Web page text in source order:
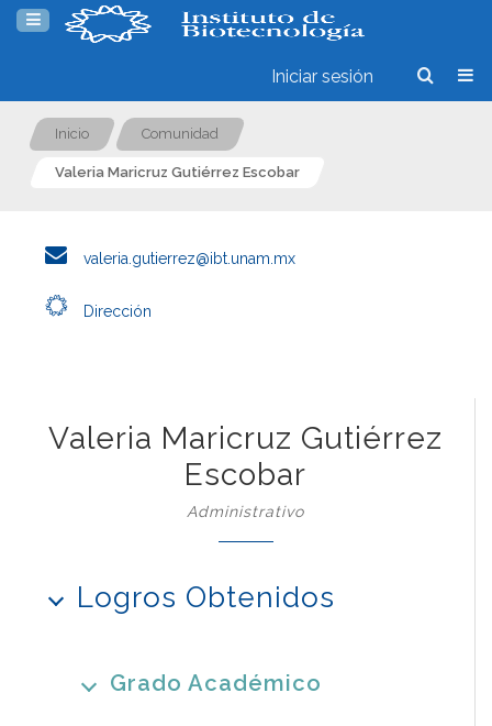
Iniciar sesión
Inicio Comunidad
Valeria Maricruz Gutiérrez Escobar
valeria.gutierrez@ibt.unam.mx
Dirección
Valeria Maricruz Gutiérrez
Escobar
Administrativo
Logros Obtenidos
Grado Académico